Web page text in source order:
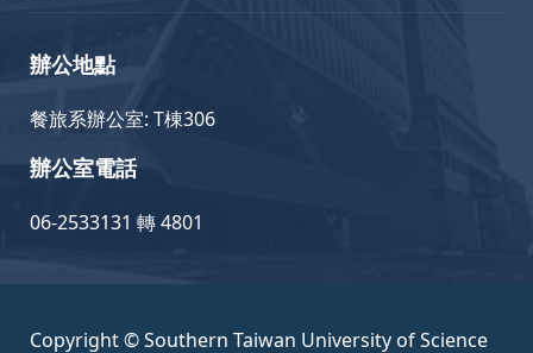
辦公地點
餐旅系辦公室: T棟306
辦公室電話
06-2533131 轉 4801
Copyright © Southern Taiwan University of Science